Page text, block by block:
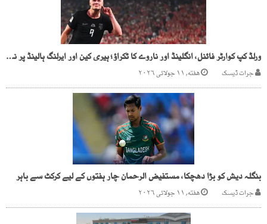
ورلڈ کپ کوارٹر فائنل، انگلینڈ اور ناروے کا ٹکراؤ؛ ہیری کین اور ایرلنگ ہالینڈ پر نظریں
جرات ڈیسک هفته, ۱۱ جولائی ۲۰۲۶
بنگلہ دیش کو بڑا دھچکا، مستفیض الرحمان چار ہفتوں کے لیے کرکٹ سے باہر
جرات ڈیسک هفته, ۱۱ جولائی ۲۰۲۶